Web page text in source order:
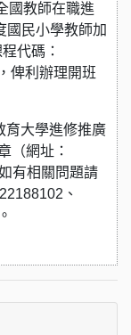
國教師在職進
國民小學教師加
代碼：
俾利辦理開班
育大學進修推廣
（網址：
有相關問題請
、